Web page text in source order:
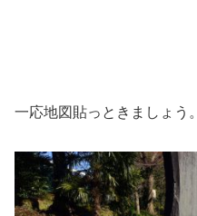
一応地図貼っときましょう。